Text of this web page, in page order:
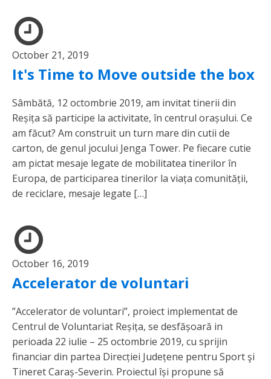
October 21, 2019
It's Time to Move outside the box
Sâmbătă, 12 octombrie 2019, am invitat tinerii din
Reșița să participe la activitate, în centrul orașului. Ce
am făcut? Am construit un turn mare din cutii de
carton, de genul jocului Jenga Tower. Pe fiecare cutie
am pictat mesaje legate de mobilitatea tinerilor în
Europa, de participarea tinerilor la viața comunității,
de reciclare, mesaje legate […]
October 16, 2019
Accelerator de voluntari
”Accelerator de voluntari”, proiect implementat de
Centrul de Voluntariat Reșița, se desfășoară in
perioada 22 iulie – 25 octombrie 2019, cu sprijin
financiar din partea Direcției Județene pentru Sport şi
Tineret Caraș-Severin. Proiectul își propune să